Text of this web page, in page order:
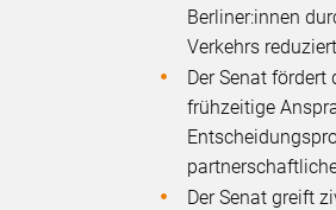
Berliner:innen
Verkehrs
Der Senat
frühzeitige
Der Senat greift